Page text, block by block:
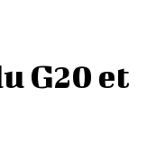
G20 et